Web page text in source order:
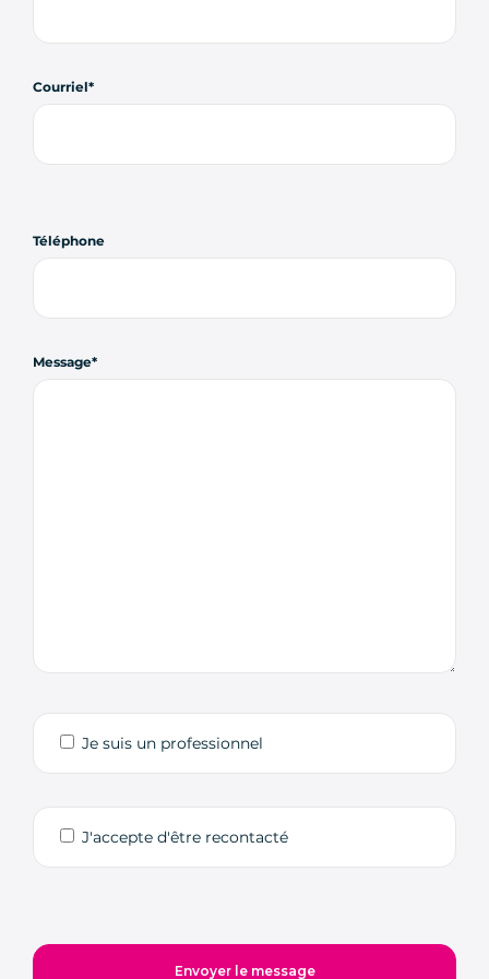
Courriel
Téléphone
Message
Je suis un professionnel
J'accepte d'être recontacté